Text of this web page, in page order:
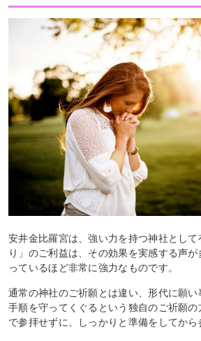
安井金比羅宮は、強い力を持つ神社とし
り」のご利益は、その効果を実感する声
っているほど非常に強力なものです。
通常の神社のご祈願とは違い、形代に願
手順を守ってくぐるという独自のご祈願
で参拝せずに、しっかりと準備をしてから